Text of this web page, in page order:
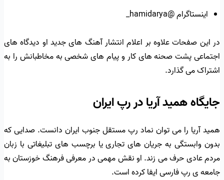
اینستاگرام @hamidarya_
در این صفحات علاوه بر اعلام انتشار آهنگ های جدید او دیدگاه های
اجتماعی پشت صحنه های کار و پیام های شخصی به مخاطبانش را به
اشتراک می گذارد.
جایگاه همید آریا در رپ ایران
همید آریا را می توان نماد رپ مستقل جنوب ایران دانست. صدایی که
بدون وابستگی به جریان های تجاری یا برچسب های تبلیغاتی با زبان
مردم عادی حرف می زند. او نقش مهمی در معرفی فرهنگ خوزستان به
جامعه ی رپ فارسی ایفا کرده است.